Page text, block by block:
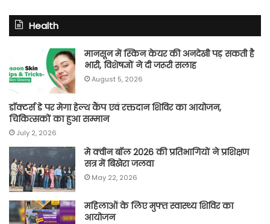
Health
मानसून में स्किन केयर की अनदेखी पड़ सकती है
भारी, विशेषज्ञों ने दी जरूरी सलाह
August 5, 2026
डॉक्टर्स डे पर मेगा हेल्थ कैंप एवं रक्तदान शिविर का आयोजन,
चिकित्सकों का हुआ सम्मान
July 2, 2026
मे क्वीन बॉल 2026 की प्रतिभागियों ने प्रशिक्षण
सत्र में बिखेरा जलवा
May 22, 2026
महिलाओं के लिए मुफ्त स्वास्थ्य शिविर का
आयोजन